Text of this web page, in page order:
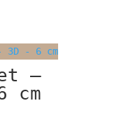
–
cm